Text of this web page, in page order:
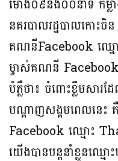
ម៉ោង០៩និង០០នាទី កម្លាំ
នគរបាលរដ្ឋបាលកោះចិន
គណនីFacebook ឈ្ម
ម្ចាស់គណនី
បំភ្លឺថា៖ ចំពោះខ្លឹមសារ
បណ្តាញសង្គមពេលនេះ
Facebook ឈ្មោះ
យើងបានបន្តនាំខ្លួនឈ្ម